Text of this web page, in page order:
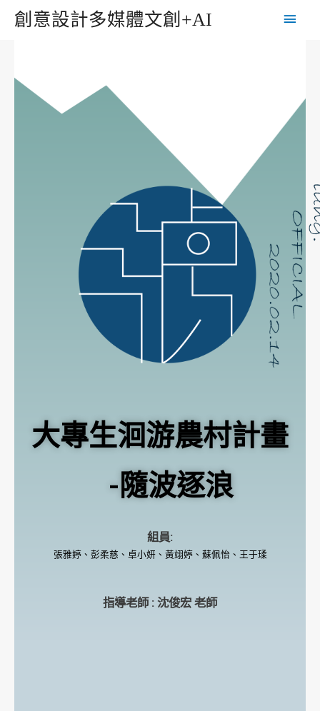
創意設計多媒體文創+AI
大專生洄游農村計畫
-隨波逐浪
組員:
張雅婷、彭柔慈、卓小妍、黃翊婷、蘇佩怡、王于瑈
指導老師 : 沈俊宏 老師